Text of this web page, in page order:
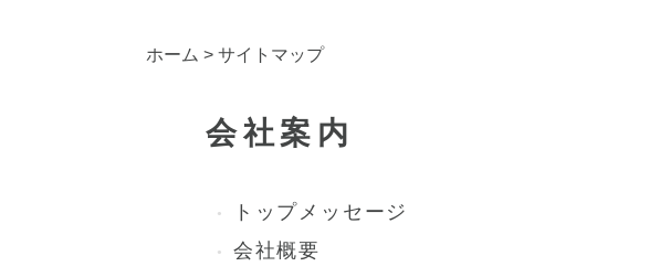
ホーム > サイトマップ
会社案内
トップメッセージ
会社概要